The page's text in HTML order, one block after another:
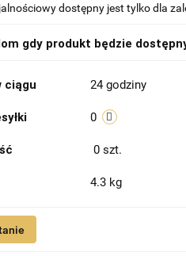
dostępny jest tylko dla
gdy produkt będzie
ciągu 24 godziny
0
0 szt.
4.3 kg